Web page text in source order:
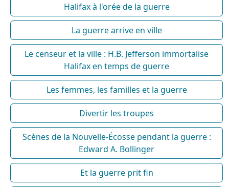
Halifax à l'orée de la guerre
La guerre arrive en ville
Le censeur et la ville : H.B. Jefferson immortalise
Halifax en temps de guerre
Les femmes, les familles et la guerre
Divertir les troupes
Scènes de la Nouvelle-Écosse pendant la guerre :
Edward A. Bollinger
Et la guerre prit fin